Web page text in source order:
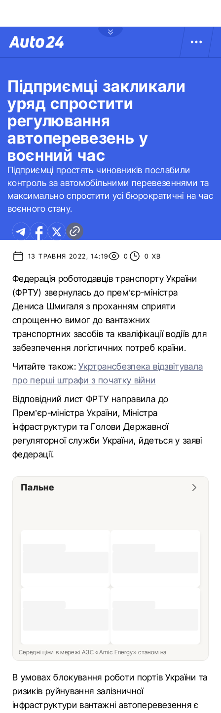
Підприємці закликали
уряд спростити
регулювання
автоперевезень у
воєнний час
Підприємці простять чиновників послабили
контроль за автомобільними перевезеннями та
максимально спростити усі бюрократичні на час
воєнного стану.
13 ТРАВНЯ 2022, 14:19 0 0 ХВ
Федерація роботодавців транспорту України
(ФРТУ) звернулась до прем’єр-міністра
Дениса Шмигаля з проханням сприяти
спрощенню вимог до вантажних
транспортних засобів та кваліфікації водіїв для
забезпечення логістичних потреб країни.
Читайте також:Укртрансбезпека відзвітувала
про перші штрафи з початку війни
Відповідний лист ФРТУ направила до
Прем’єр-міністра України, Міністра
інфраструктури та Голови Державної
регуляторної служби України, йдеться у заяві
федерації.
Пальне
Середні ціни в мережі АЗС «Amic Energy» станом на
В умовах блокування роботи портів України та
ризиків руйнування залізничної
інфраструктури вантажні автоперевезення є